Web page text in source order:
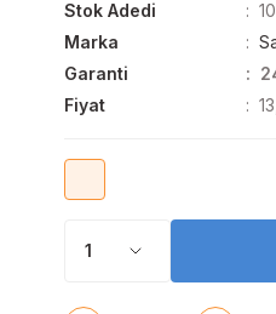
Stok Adedi
Marka
Garanti
Fiyat